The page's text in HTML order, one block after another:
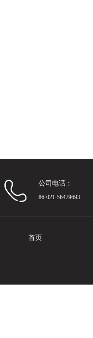
公司电话：
86-021-56479693
首页